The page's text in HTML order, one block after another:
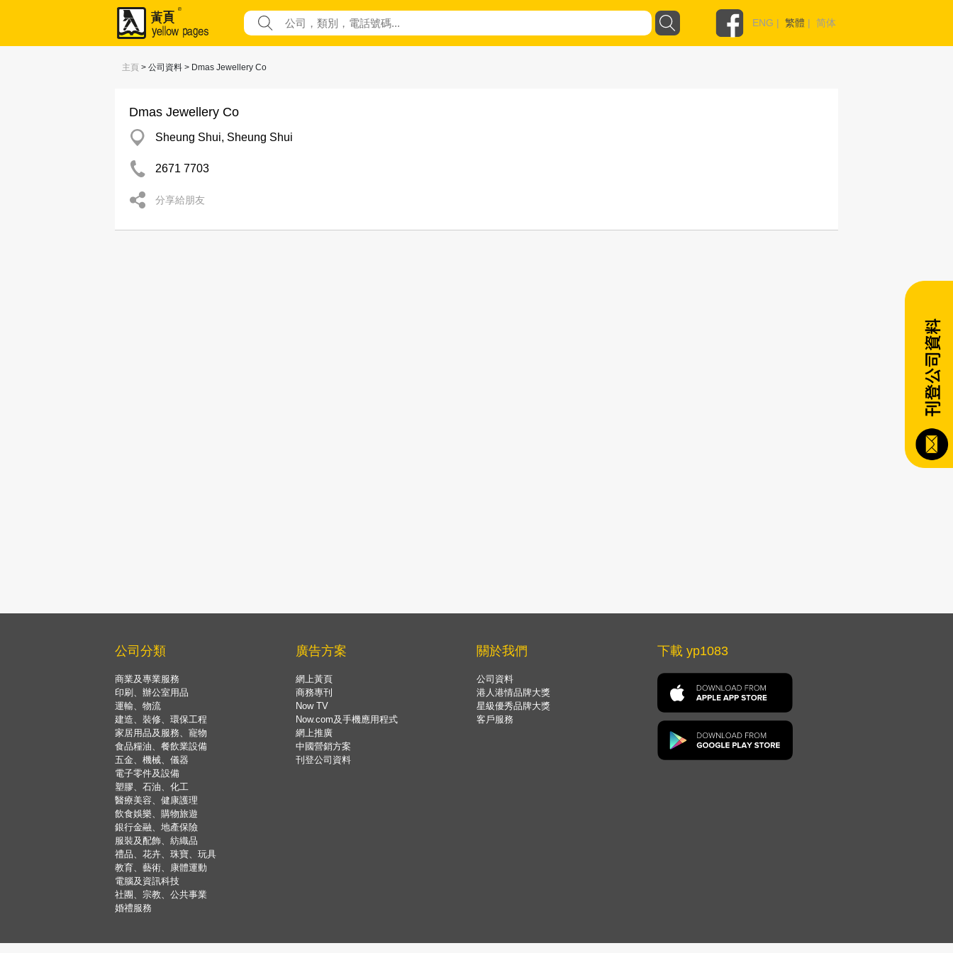
ENG | 繁體 | 简体
主頁 > 公司資料 > Dmas Jewellery Co
Dmas Jewellery Co
Sheung Shui, Sheung Shui
2671 7703
分享給朋友
公司分類
商業及專業服務
印刷、辦公室用品
運輸、物流
建造、裝修、環保工程
家居用品及服務、寵物
食品糧油、餐飲業設備
五金、機械、儀器
電子零件及設備
塑膠、石油、化工
醫療美容、健康護理
飲食娛樂、購物旅遊
銀行金融、地產保險
服裝及配飾、紡織品
禮品、花卉、珠寶、玩具
教育、藝術、康體運動
電腦及資訊科技
社團、宗教、公共事業
婚禮服務
廣告方案
網上黃頁
商務專刊
Now TV
Now.com及手機應用程式
網上推廣
中國營銷方案
刊登公司資料
關於我們
公司資料
港人港情品牌大獎
星級優秀品牌大獎
客戶服務
下載 yp1083